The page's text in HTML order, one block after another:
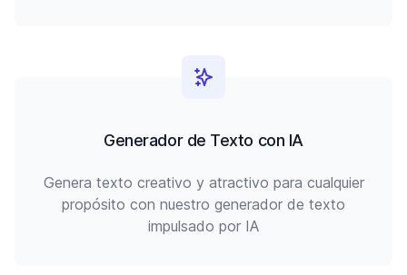
Generador de Texto con IA
Genera texto creativo y atractivo para cualquier
propósito con nuestro generador de texto
impulsado por IA